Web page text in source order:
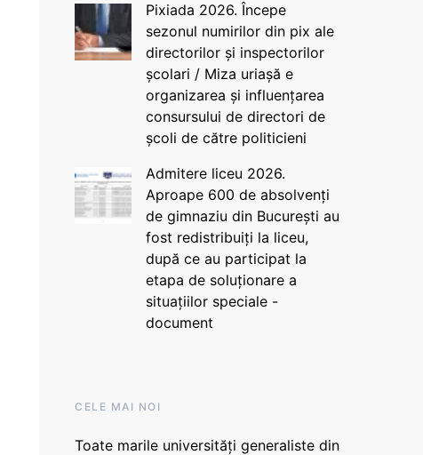
Pixiada 2026. Începe
sezonul numirilor din pix ale
directorilor și inspectorilor
școlari / Miza uriașă e
organizarea și influențarea
consursului de directori de
școli de către politicieni
Admitere liceu 2026.
Aproape 600 de absolvenți
de gimnaziu din București au
fost redistribuiți la liceu,
după ce au participat la
etapa de soluționare a
situațiilor speciale -
document
CELE MAI NOI
Toate marile universități generaliste din